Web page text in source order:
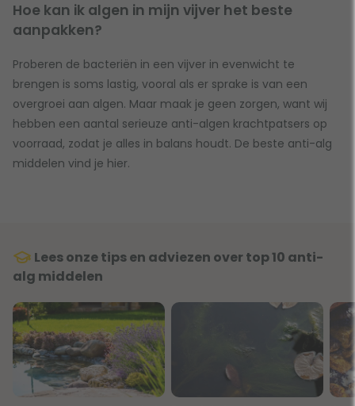
Hoe kan ik algen in mijn vijver het beste
aanpakken?
Proberen de bacteriën in een vijver in evenwicht te
brengen is soms lastig, vooral als er sprake is van een
overgroei aan algen. Maar maak je geen zorgen, want wij
hebben een aantal serieuze anti-algen krachtpatsers op
voorraad, zodat je alles in balans houdt. De beste anti-alg
middelen vind je hier.
Lees onze tips en adviezen over top 10 anti-
alg middelen